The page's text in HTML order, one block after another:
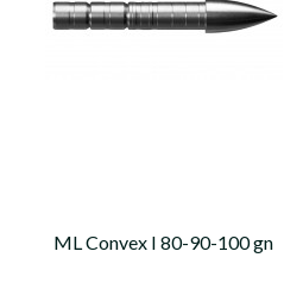
ML Convex I 80-90-100 gn